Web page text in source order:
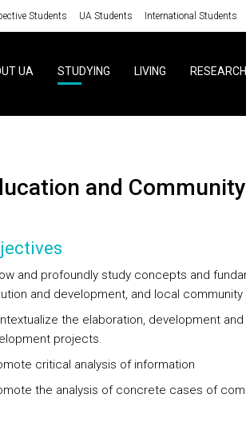
Students UA Students International Students
UA STUDYING LIVING RESEARCH
and
and profoundly study concepts and
and development, and local
the elaboration, development
projects.
critical analysis of information
the analysis of concrete cases of